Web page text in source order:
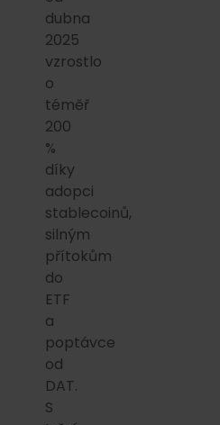
dubna
2025
vzrostlo
o
téměř
200
%
díky
adopci
stablecoinů,
silným
přítokům
do
ETF
a
poptávce
od
DAT.
S